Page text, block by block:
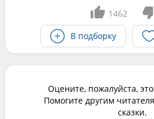
1462
В подборку
Оцените, пожалуйста,
Помогите другим
сказки.